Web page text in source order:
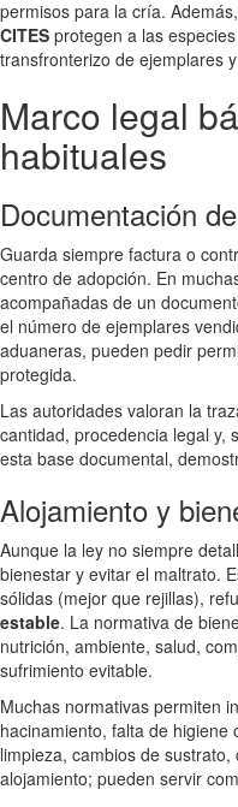
permisos para la cría.
CITES protegen a las
transfronterizo de ejemplares
Marco legal
habituales
Documentación
Guarda siempre factura o
centro de adopción. En
acompañadas de un
el número de ejemplares
aduaneras, pueden pedir
protegida.
Las autoridades valoran la
cantidad, procedencia legal y,
esta base documental,
Alojamiento y
Aunque la ley no siempre
bienestar y evitar el maltrato.
sólidas (mejor que rejillas),
estable. La normativa de
nutrición, ambiente, salud,
sufrimiento evitable.
Muchas normativas permiten
hacinamiento, falta de
limpieza, cambios de
alojamiento; pueden servir